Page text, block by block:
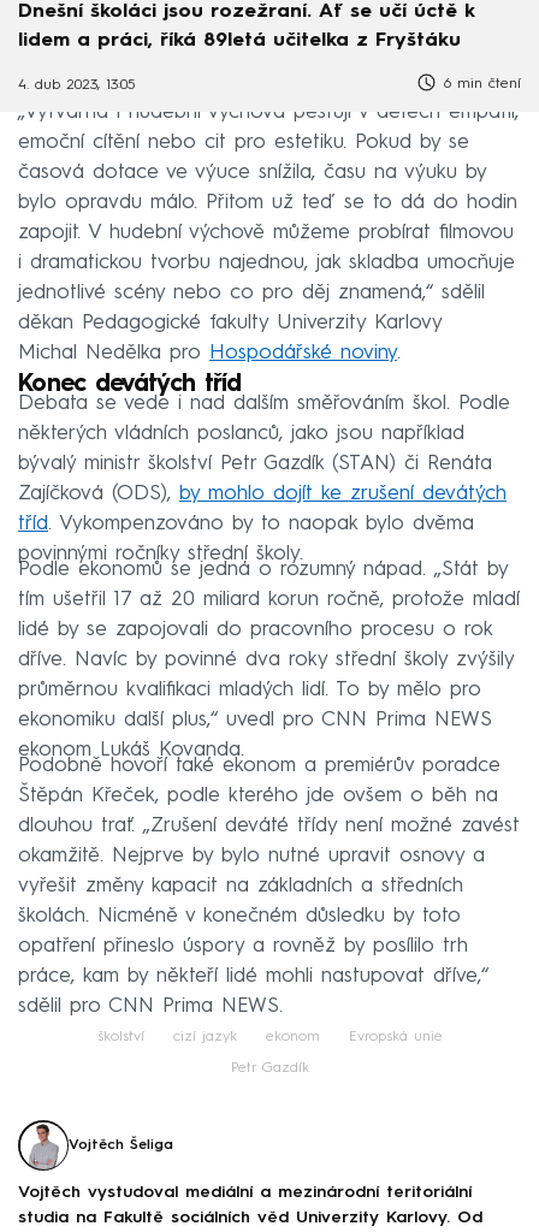
Dnešní školáci jsou rozežraní. Ať se učí úctě k
lidem a práci, říká 89letá učitelka z Fryštáku
4. dub 2023, 13:05 6 min čtení
„Výtvarná i hudební výchova pěstují v dětech empatii,
emoční cítění nebo cit pro estetiku. Pokud by se
časová dotace ve výuce snížila, času na výuku by
bylo opravdu málo. Přitom už teď se to dá do hodin
zapojit. V hudební výchově můžeme probírat filmovou
i dramatickou tvorbu najednou, jak skladba umocňuje
jednotlivé scény nebo co pro děj znamená,“ sdělil
děkan Pedagogické fakulty Univerzity Karlovy
Michal Nedělka pro
Hospodářské noviny.
Konec devátých tříd
Debata se vede i nad dalším směřováním škol. Podle
některých vládních poslanců, jako jsou například
bývalý ministr školství Petr Gazdík (STAN) či Renáta
Zajíčková (ODS), by mohlo dojít ke zrušení devátých
tříd. Vykompenzováno by to naopak bylo dvěma
povinnými ročníky střední školy.
Podle ekonomů se jedná o rozumný nápad. „Stát by
tím ušetřil 17 až 20 miliard korun ročně, protože mladí
lidé by se zapojovali do pracovního procesu o rok
dříve. Navíc by povinné dva roky střední školy zvýšily
průměrnou kvalifikaci mladých lidí. To by mělo pro
ekonomiku další plus,“ uvedl pro CNN Prima NEWS
ekonom Lukáš Kovanda.
Podobně hovoří také ekonom a premiérův poradce
Štěpán Křeček, podle kterého jde ovšem o běh na
dlouhou trať. „Zrušení deváté třídy není možné zavést
okamžitě. Nejprve by bylo nutné upravit osnovy a
vyřešit změny kapacit na základních a středních
školách. Nicméně v konečném důsledku by toto
opatření přineslo úspory a rovněž by posílilo trh
práce, kam by někteří lidé mohli nastupovat dříve,“
sdělil pro CNN Prima NEWS.
školství cizí jazyk ekonom Evropská unie
Petr Gazdík
Vojtěch Šeliga
Vojtěch vystudoval mediální a mezinárodní teritoriální
studia na Fakultě sociálních věd Univerzity Karlovy. Od